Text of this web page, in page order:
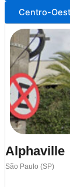
Centro-
Alphaville
São Paulo (SP)